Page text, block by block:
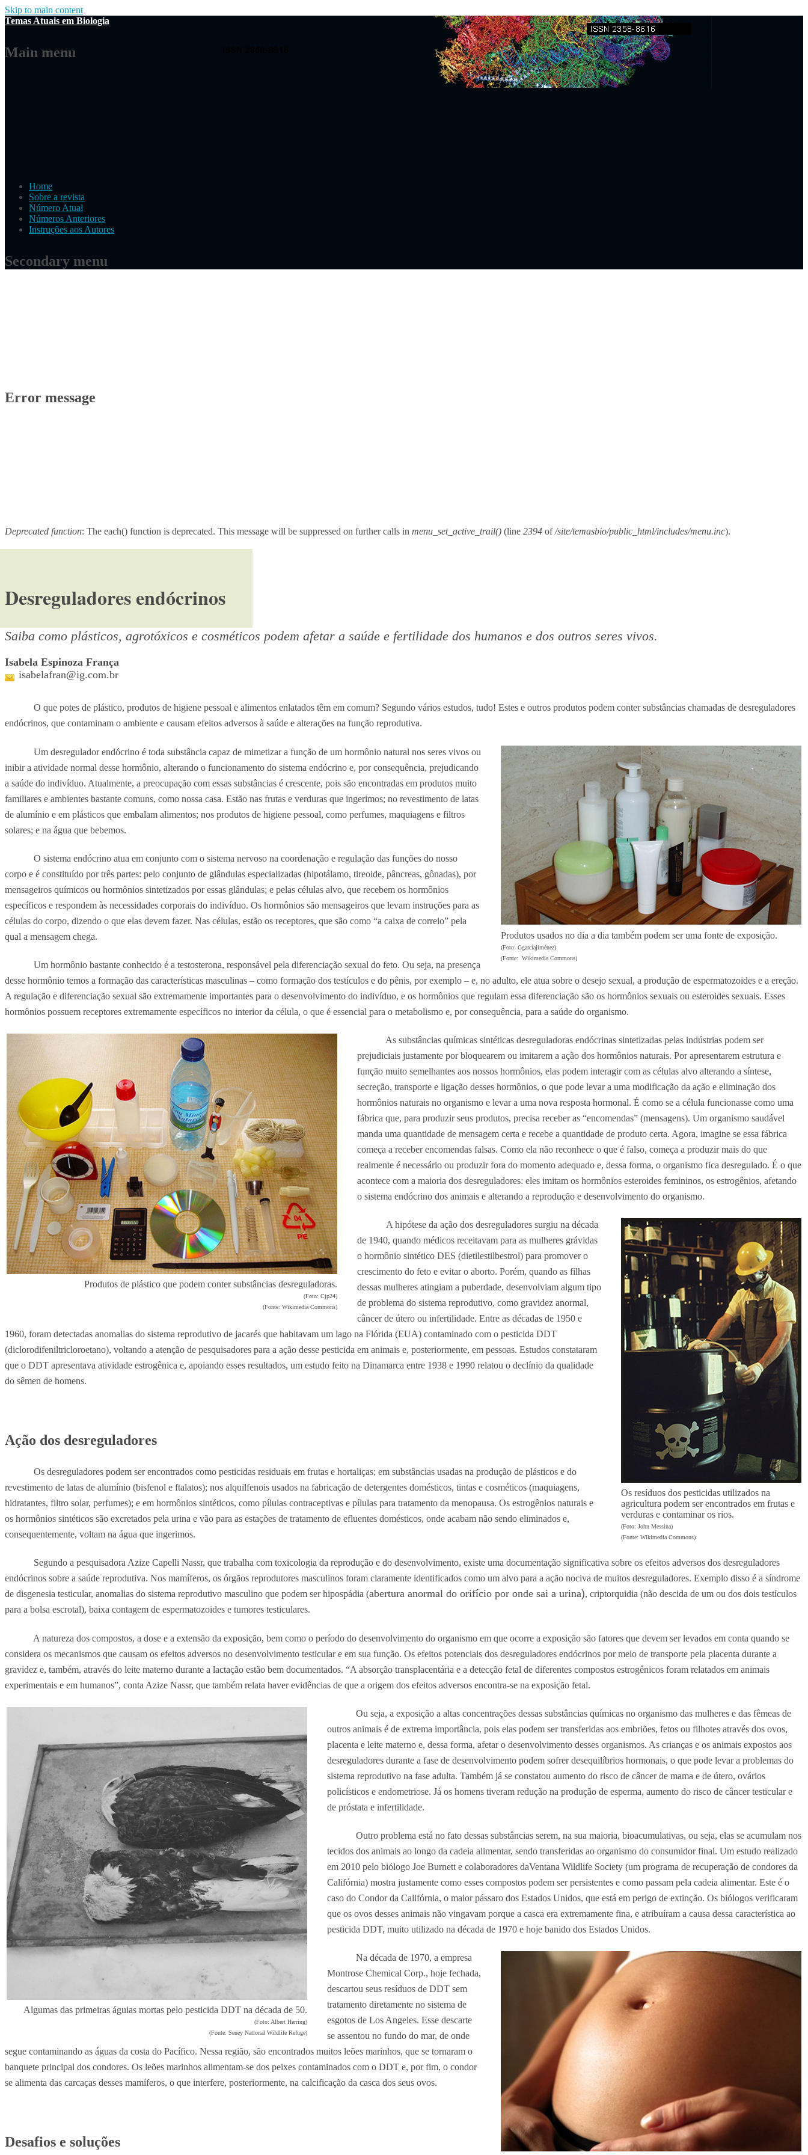
Skip to main content
Temas Atuais em Biologia
Main menu
Home
Sobre a revista
Número Atual
Números Anteriores
Instruções aos Autores
Secondary menu
Error message
Deprecated function: The each() function is deprecated. This message will be suppressed on further calls in menu_set_active_trail() (line 2394 of/site/temasbio/public_html/includes/menu.inc).
Desreguladores endócrinos
Saiba como plásticos, agrotóxicos e cosméticos podem afetar a saúde e fertilidade dos humanos e dos outros seres vivos.
Isabela Espinoza França
isabelafran@ig.com.br
O que potes de plástico, produtos de higiene pessoal e alimentos enlatados têm em comum? Segundo vários estudos, tudo! Estes e outros produtos podem conter substâncias chamadas de desreguladores
endócrinos, que contaminam o ambiente e causam efeitos adversos à saúde e alterações na função reprodutiva.
Produtos usados no dia a dia também podem ser uma fonte de exposição.
(Foto: Ggarcíajiménez)
(Fonte: Wikimedia Commons)
Um desregulador endócrino é toda substância capaz de mimetizar a função de um hormônio natural nos seres vivos ou
inibir a atividade normal desse hormônio, alterando o funcionamento do sistema endócrino e, por consequência, prejudicando
a saúde do indivíduo. Atualmente, a preocupação com essas substâncias é crescente, pois são encontradas em produtos muito
familiares e ambientes bastante comuns, como nossa casa. Estão nas frutas e verduras que ingerimos; no revestimento de latas
de alumínio e em plásticos que embalam alimentos; nos produtos de higiene pessoal, como perfumes, maquiagens e filtros
solares; e na água que bebemos.
O sistema endócrino atua em conjunto com o sistema nervoso na coordenação e regulação das funções do nosso
corpo e é constituído por três partes: pelo conjunto de glândulas especializadas (hipotálamo, tireoide, pâncreas, gônadas), por
mensageiros químicos ou hormônios sintetizados por essas glândulas; e pelas células alvo, que recebem os hormônios
específicos e respondem às necessidades corporais do indivíduo. Os hormônios são mensageiros que levam instruções para as
células do corpo, dizendo o que elas devem fazer. Nas células, estão os receptores, que são como “a caixa de correio” pela
qual a mensagem chega.
Um hormônio bastante conhecido é a testosterona, responsável pela diferenciação sexual do feto. Ou seja, na presença
desse hormônio temos a formação das características masculinas – como formação dos testículos e do pênis, por exemplo – e, no adulto, ele atua sobre o desejo sexual, a produção de espermatozoides e a ereção.
A regulação e diferenciação sexual são extremamente importantes para o desenvolvimento do indivíduo, e os hormônios que regulam essa diferenciação são os hormônios sexuais ou esteroides sexuais. Esses
hormônios possuem receptores extremamente específicos no interior da célula, o que é essencial para o metabolismo e, por consequência, para a saúde do organismo.
Produtos de plástico que podem conter substâncias desreguladoras.
(Foto: Cjp24)
(Fonte: Wikimedia Commons)
As substâncias químicas sintéticas desreguladoras endócrinas sintetizadas pelas indústrias podem ser
prejudiciais justamente por bloquearem ou imitarem a ação dos hormônios naturais. Por apresentarem estrutura e
função muito semelhantes aos nossos hormônios, elas podem interagir com as células alvo alterando a síntese,
secreção, transporte e ligação desses hormônios, o que pode levar a uma modificação da ação e eliminação dos
hormônios naturais no organismo e levar a uma nova resposta hormonal. É como se a célula funcionasse como uma
fábrica que, para produzir seus produtos, precisa receber as “encomendas” (mensagens). Um organismo saudável
manda uma quantidade de mensagem certa e recebe a quantidade de produto certa. Agora, imagine se essa fábrica
começa a receber encomendas falsas. Como ela não reconhece o que é falso, começa a produzir mais do que
realmente é necessário ou produzir fora do momento adequado e, dessa forma, o organismo fica desregulado. É o que
acontece com a maioria dos desreguladores: eles imitam os hormônios esteroides femininos, os estrogênios, afetando
o sistema endócrino dos animais e alterando a reprodução e desenvolvimento do organismo.
Os resíduos dos pesticidas utilizados na
agricultura podem ser encontrados em frutas e
verduras e contaminar os rios.
(Foto: John Messina)
(Fonte: Wikimedia Commons)
A hipótese da ação dos desreguladores surgiu na década
de 1940, quando médicos receitavam para as mulheres grávidas
o hormônio sintético DES (dietilestilbestrol) para promover o
crescimento do feto e evitar o aborto. Porém, quando as filhas
dessas mulheres atingiam a puberdade, desenvolviam algum tipo
de problema do sistema reprodutivo, como gravidez anormal,
câncer de útero ou infertilidade. Entre as décadas de 1950 e
1960, foram detectadas anomalias do sistema reprodutivo de jacarés que habitavam um lago na Flórida (EUA) contaminado com o pesticida DDT
(diclorodifeniltricloroetano), voltando a atenção de pesquisadores para a ação desse pesticida em animais e, posteriormente, em pessoas. Estudos constataram
que o DDT apresentava atividade estrogênica e, apoiando esses resultados, um estudo feito na Dinamarca entre 1938 e 1990 relatou o declínio da qualidade
do sêmen de homens.
Ação dos desreguladores
Os desreguladores podem ser encontrados como pesticidas residuais em frutas e hortaliças; em substâncias usadas na produção de plásticos e do
revestimento de latas de alumínio (bisfenol e ftalatos); nos alquilfenois usados na fabricação de detergentes domésticos, tintas e cosméticos (maquiagens,
hidratantes, filtro solar, perfumes); e em hormônios sintéticos, como pílulas contraceptivas e pílulas para tratamento da menopausa. Os estrogênios naturais e
os hormônios sintéticos são excretados pela urina e vão para as estações de tratamento de efluentes domésticos, onde acabam não sendo eliminados e,
consequentemente, voltam na água que ingerimos.
Segundo a pesquisadora Azize Capelli Nassr, que trabalha com toxicologia da reprodução e do desenvolvimento, existe uma documentação significativa sobre os efeitos adversos dos desreguladores
endócrinos sobre a saúde reprodutiva. Nos mamíferos, os órgãos reprodutores masculinos foram claramente identificados como um alvo para a ação nociva de muitos desreguladores. Exemplo disso é a síndrome
de disgenesia testicular, anomalias do sistema reprodutivo masculino que podem ser hipospádia (abertura anormal do orifício por onde sai a urina), criptorquidia (não descida de um ou dos dois testículos
para a bolsa escrotal), baixa contagem de espermatozoides e tumores testiculares.
A natureza dos compostos, a dose e a extensão da exposição, bem como o período do desenvolvimento do organismo em que ocorre a exposição são fatores que devem ser levados em conta quando se
considera os mecanismos que causam os efeitos adversos no desenvolvimento testicular e em sua função. Os efeitos potenciais dos desreguladores endócrinos por meio de transporte pela placenta durante a
gravidez e, também, através do leite materno durante a lactação estão bem documentados. “A absorção transplacentária e a detecção fetal de diferentes compostos estrogênicos foram relatados em animais
experimentais e em humanos”, conta Azize Nassr, que também relata haver evidências de que a origem dos efeitos adversos encontra-se na exposição fetal.
Algumas das primeiras águias mortas pelo pesticida DDT na década de 50.
(Foto: Albert Herring)
(Fonte: Seney National Wildlife Refuge)
Ou seja, a exposição a altas concentrações dessas substâncias químicas no organismo das mulheres e das fêmeas de
outros animais é de extrema importância, pois elas podem ser transferidas aos embriões, fetos ou filhotes através dos ovos,
placenta e leite materno e, dessa forma, afetar o desenvolvimento desses organismos. As crianças e os animais expostos aos
desreguladores durante a fase de desenvolvimento podem sofrer desequilíbrios hormonais, o que pode levar a problemas do
sistema reprodutivo na fase adulta. Também já se constatou aumento do risco de câncer de mama e de útero, ovários
policísticos e endometriose. Já os homens tiveram redução na produção de esperma, aumento do risco de câncer testicular e
de próstata e infertilidade.
Outro problema está no fato dessas substâncias serem, na sua maioria, bioacumulativas, ou seja, elas se acumulam nos
tecidos dos animais ao longo da cadeia alimentar, sendo transferidas ao organismo do consumidor final. Um estudo realizado
em 2010 pelo biólogo Joe Burnett e colaboradores daVentana Wildlife Society (um programa de recuperação de condores da
Califórnia) mostra justamente como esses compostos podem ser persistentes e como passam pela cadeia alimentar. Este é o
caso do Condor da Califórnia, o maior pássaro dos Estados Unidos, que está em perigo de extinção. Os biólogos verificaram
que os ovos desses animais não vingavam porque a casca era extremamente fina, e atribuíram a causa dessa característica ao
pesticida DDT, muito utilizado na década de 1970 e hoje banido dos Estados Unidos.
Na década de 1970, a empresa
Montrose Chemical Corp., hoje fechada,
descartou seus resíduos de DDT sem
tratamento diretamente no sistema de
esgotos de Los Angeles. Esse descarte
se assentou no fundo do mar, de onde
segue contaminando as águas da costa do Pacífico. Nessa região, são encontrados muitos leões marinhos, que se tornaram o
banquete principal dos condores. Os leões marinhos alimentam-se dos peixes contaminados com o DDT e, por fim, o condor
se alimenta das carcaças desses mamíferos, o que interfere, posteriormente, na calcificação da casca dos seus ovos.
Desafios e soluções